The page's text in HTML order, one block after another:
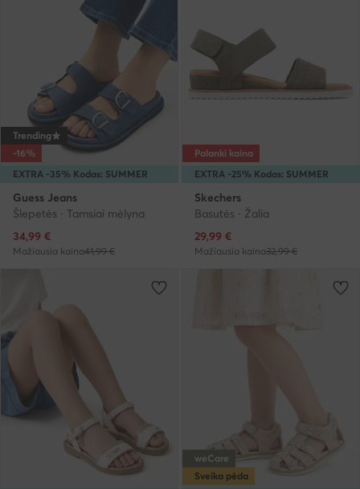
EXTRA -35% Kodas: SUMMER
Trending
-16%
Guess Jeans
Šlepetės · Tamsiai mėlyna
Dabartinė kaina
34,99 €
Mažiausia kaina41,99 €
EXTRA -25% Kodas: SUMMER
Palanki kaina
Skechers
Basutės · Žalia
Dabartinė kaina
29,99 €
Mažiausia kaina32,99 €
weCare
Sveika pėda